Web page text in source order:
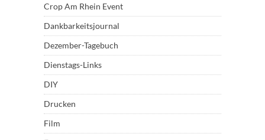
Crop Am Rhein Event
Dankbarkeitsjournal
Dezember-Tagebuch
Dienstags-Links
DIY
Drucken
Film